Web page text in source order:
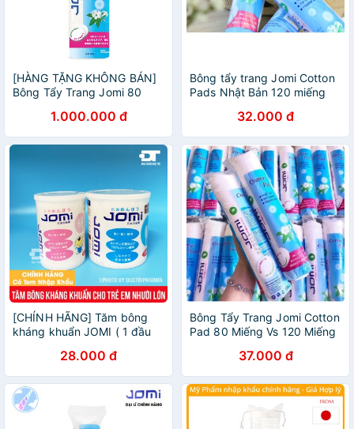
[HÀNG TẶNG KHÔNG BÁN]
Bông Tẩy Trang Jomi 80
1.000.000 đ
Bông tẩy trang Jomi Cotton
Pads Nhật Bản 120 miếng
32.000 đ
[CHÍNH HÃNG] Tăm bông
kháng khuẩn JOMI ( 1 đầu
28.000 đ
Bông Tẩy Trang Jomi Cotton
Pad 80 Miếng Vs 120 Miếng
37.000 đ